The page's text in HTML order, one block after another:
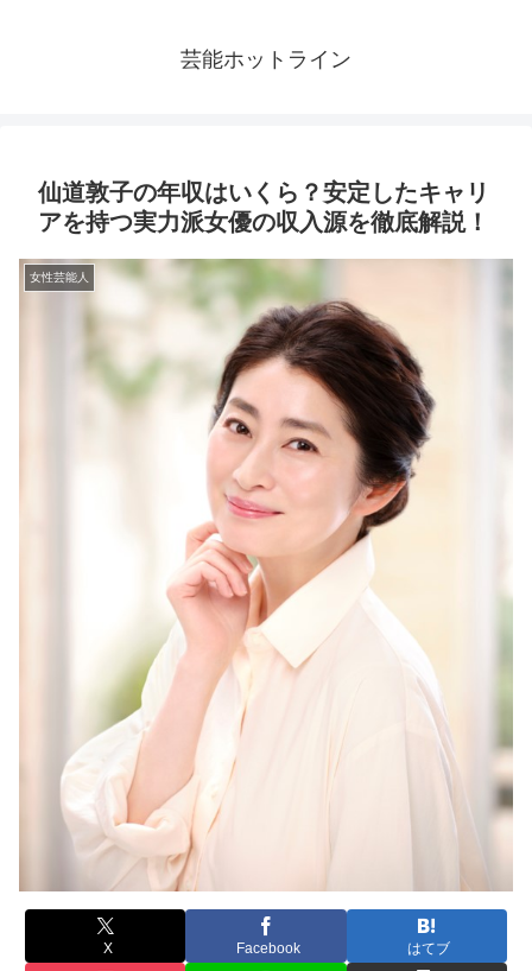
芸能ホットライン
仙道敦子の年収はいくら？安定したキャリ
アを持つ実力派女優の収入源を徹底解説！
女性芸能人
X Facebook はてブ